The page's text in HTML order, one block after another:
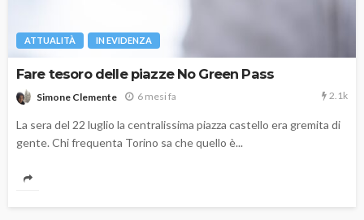
ATTUALITÀ IN EVIDENZA
Fare tesoro delle piazze No Green Pass
Simone Clemente 6 mesi fa 2.1k
La sera del 22 luglio la centralissima piazza castello era gremita di
gente. Chi frequenta Torino sa che quello è...